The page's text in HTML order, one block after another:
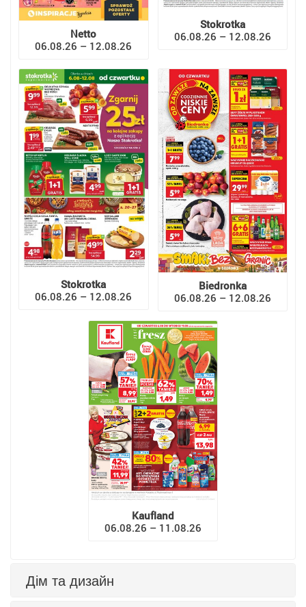
Netto
06.08.26 – 12.08.26
Stokrotka
06.08.26 – 12.08.26
Stokrotka
06.08.26 – 12.08.26
Biedronka
06.08.26 – 12.08.26
Kaufland
06.08.26 – 11.08.26
Дім та дизайн